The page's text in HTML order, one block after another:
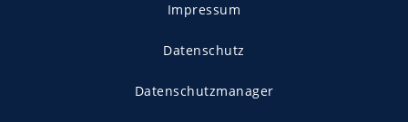
Impressum
Datenschutz
Datenschutzmanager